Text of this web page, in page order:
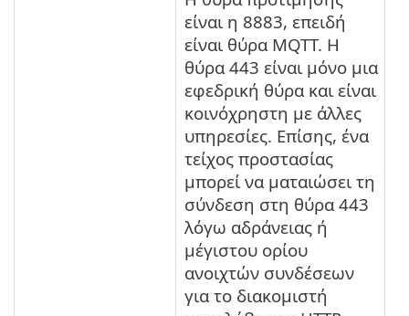
είναι η 8883, επειδή
είναι θύρα MQTT. Η
θύρα 443 είναι μόνο μια
εφεδρική θύρα και είναι
κοινόχρηστη με άλλες
υπηρεσίες. Επίσης, ένα
τείχος προστασίας
μπορεί να ματαιώσει τη
σύνδεση στη θύρα 443
λόγω αδράνειας ή
μέγιστου ορίου
ανοιχτών συνδέσεων
για το διακομιστή